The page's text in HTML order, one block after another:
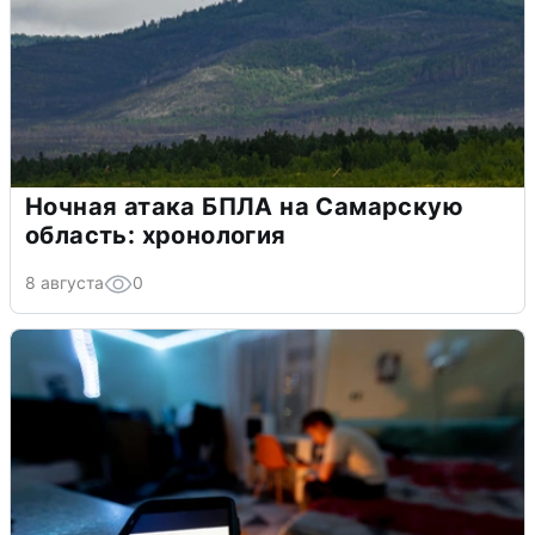
Ночная атака БПЛА на Самарскую
область: хронология
8 августа 0